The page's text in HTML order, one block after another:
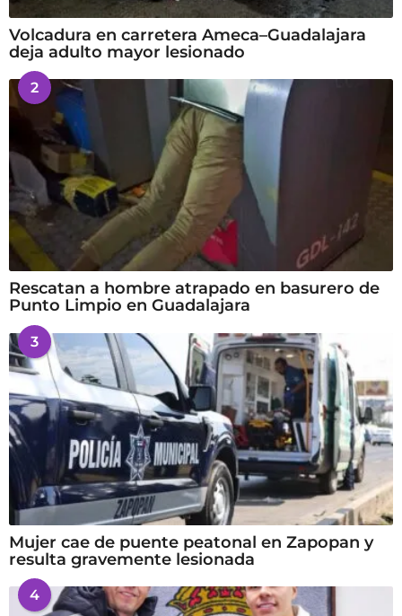
Volcadura en carretera Ameca–Guadalajara
deja adulto mayor lesionado
2
Rescatan a hombre atrapado en basurero de
Punto Limpio en Guadalajara
3
Mujer cae de puente peatonal en Zapopan y
resulta gravemente lesionada
4